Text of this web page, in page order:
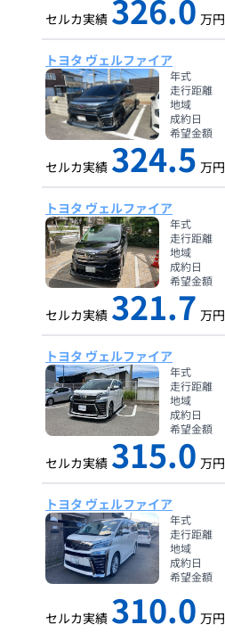
セルカ実績 326.0 万円
トヨタ ヴェルファイア
年式
走行距離
地域
成約日
希望金額
セルカ実績 324.5 万円
トヨタ ヴェルファイア
年式
走行距離
地域
成約日
希望金額
セルカ実績 321.7 万円
トヨタ ヴェルファイア
年式
走行距離
地域
成約日
希望金額
セルカ実績 315.0 万円
トヨタ ヴェルファイア
年式
走行距離
地域
成約日
希望金額
セルカ実績 310.0 万円